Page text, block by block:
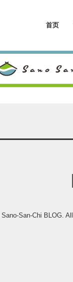
首页
Sano-San-Chi BLOG.